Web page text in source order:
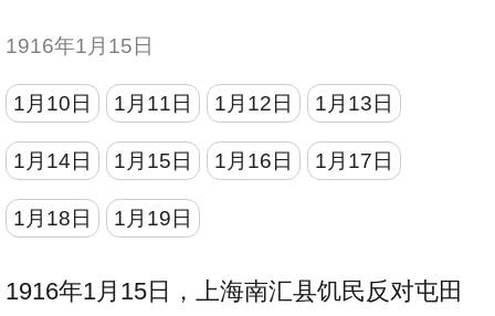
1916年1月15日
1月10日 1月11日 1月12日 1月13日
1月14日 1月15日 1月16日 1月17日
1月18日 1月19日
1916年1月15日，上海南汇县饥民反对屯田